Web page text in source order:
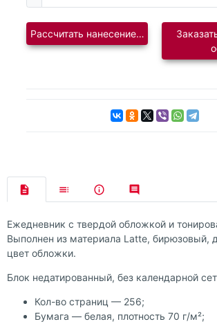
Рассчитать нанесение логотипа
Ежедневник с твердой обложкой и
Выполнен из материала Latte, бирюзовый,
цвет обложки.
Блок недатированный, без календарной
Кол-во страниц — 256;
Бумага — белая, плотность 70 г/м²;